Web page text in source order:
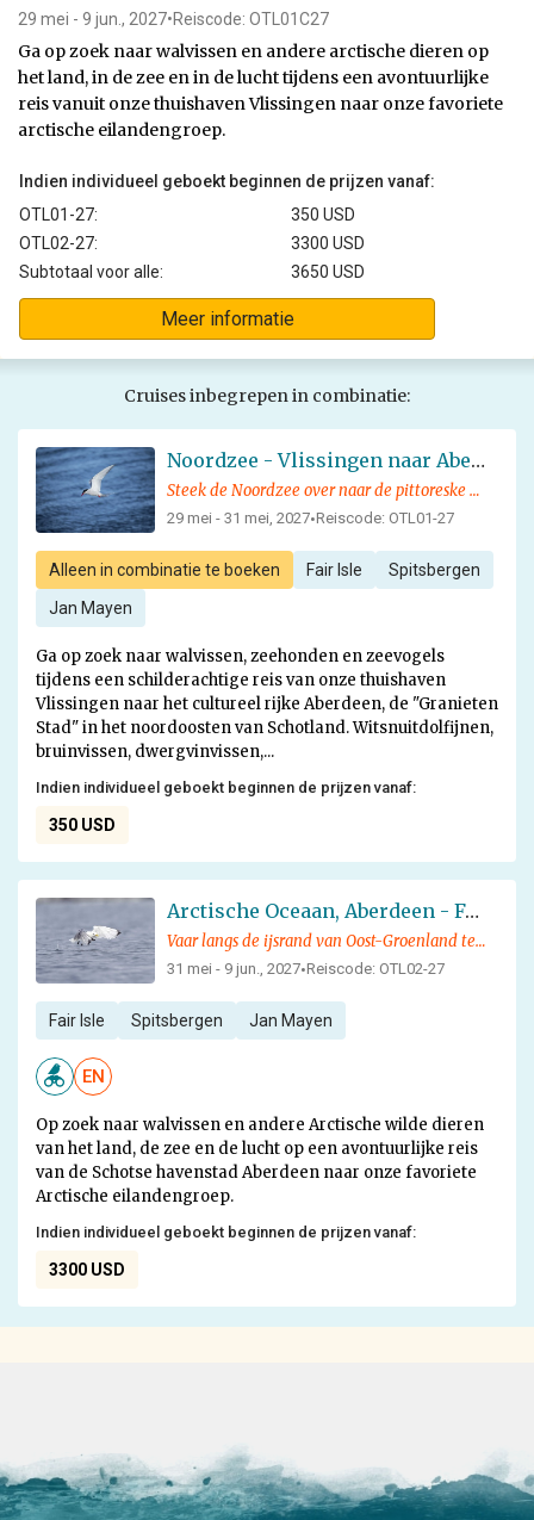
29 mei - 9 jun., 2027•Reiscode: OTL01C27
Ga op zoek naar walvissen en andere arctische dieren op
het land, in de zee en in de lucht tijdens een avontuurlijke
reis vanuit onze thuishaven Vlissingen naar onze favoriete
arctische eilandengroep.
Indien individueel geboekt beginnen de prijzen vanaf:
OTL01-27:
350 USD
OTL02-27:
3300 USD
Subtotaal voor alle:
3650 USD
Meer informatie
Cruises inbegrepen in combinatie:
Noordzee - Vlissingen naar Aberdeen
Steek de Noordzee over naar de pittoreske en historische Schotse stad Aberdeen en geniet van de plaatselijke natuur en fascinerende lezingen
29 mei - 31 mei, 2027•Reiscode: OTL01-27
Alleen in combinatie te boeken Fair Isle Spitsbergen
Jan Mayen
Ga op zoek naar walvissen, zeehonden en zeevogels
tijdens een schilderachtige reis van onze thuishaven
Vlissingen naar het cultureel rijke Aberdeen, de "Granieten
Stad" in het noordoosten van Schotland. Witsnuitdolfijnen,
bruinvissen, dwergvinvissen,...
Indien individueel geboekt beginnen de prijzen vanaf:
350 USD
Arctische Oceaan, Aberdeen - Fair Isle - Jan Mayen - IJsrand - Spitsbergen, Vogelspotten
Vaar langs de ijsrand van Oost-Groenland ten noorden van Spitsbergen, op zoek naar walvissen en andere Arctische wilde dieren
31 mei - 9 jun., 2027•Reiscode: OTL02-27
Fair Isle Spitsbergen Jan Mayen
EN
Op zoek naar walvissen en andere Arctische wilde dieren
van het land, de zee en de lucht op een avontuurlijke reis
van de Schotse havenstad Aberdeen naar onze favoriete
Arctische eilandengroep.
Indien individueel geboekt beginnen de prijzen vanaf:
3300 USD